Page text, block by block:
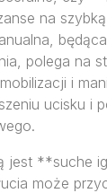
na
polega na
i
ucisku i
jest **suche
może